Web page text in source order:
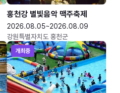
홍천강 별빛음악 맥주축제
2026.08.05~2026.08.09
강원특별자치도 홍천군
개최중